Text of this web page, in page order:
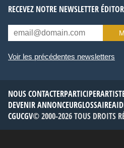
RECEVEZ NOTRE NEWSLETTER
Voir les précédentes newsletters
NOUS CONTACTERPARTICIPER
DEVENIR ANNONCEURGLOSSAIRE
CGUCGV© 2000-2026 TOUS DROITS